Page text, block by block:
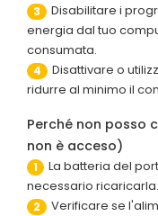
3
Disabilitare i
energia dal tuo
consumata.
4
Disattivare o
ridurre al minimo il
Perché non posso
non è acceso)
1
La batteria del
necessario ricaricarla.
2 Verificare se